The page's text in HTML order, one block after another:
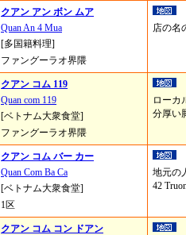
クアン アン ボン ムア
Quan An 4 Mua
[多国籍料理]
ファングーラオ界隈
店の名
クアン コム 119
Quan com 119
[ベトナム大衆食堂]
ファングーラオ界隈
ローカ
分厚い
クアン コム バー カー
Quan Com Ba Ca
[ベトナム大衆食堂]
1区
地元の
42
クアン コム コン ドアン